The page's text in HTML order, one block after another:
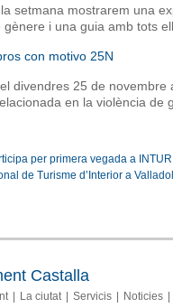
setmana mostrarem una
gènere i una guia amb tots
con motivo 25N
divendres 25 de
en la violència de
per primera vegada a
de Turisme d’Interior a
Castalla
La ciutat Servicis Noticies